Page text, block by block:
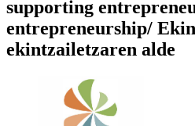
supporting
entrepreneurship/
ekintzailetzaren alde